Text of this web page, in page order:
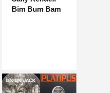
Bim Bum Bam